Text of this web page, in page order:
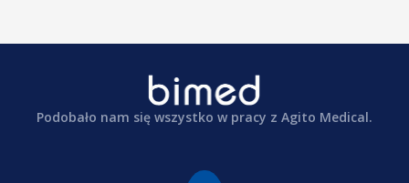
Podobało nam się wszystko w pracy z Agito Medical.